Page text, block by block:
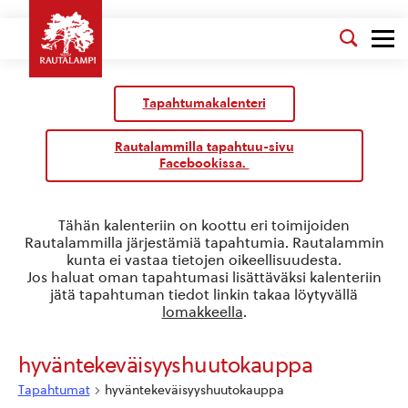
Tapahtumakalenteri
Rautalammilla tapahtuu-sivu
Facebookissa.
hyväntekeväisyyshuutokauppa
Tapahtumat hyväntekeväisyyshuutokauppa
Kalenteri
Tapahtumat
Tähän kalenteriin on koottu eri toimijoiden
Rautalammilla järjestämiä tapahtumia. Rautalammin
kunta ei vastaa tietojen oikeellisuudesta.
Jos haluat oman tapahtumasi lisättäväksi kalenteriin
jätä tapahtuman tiedot linkin takaa löytyvällä
lomakkeella.